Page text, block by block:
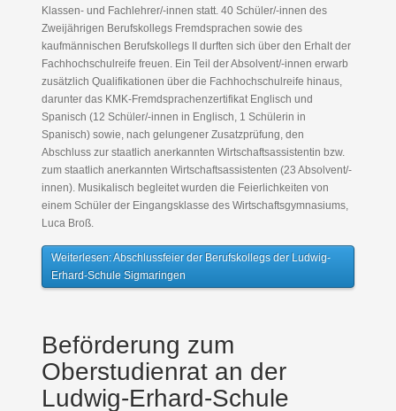
Klassen- und Fachlehrer/-innen statt. 40 Schüler/-innen des
Zweijährigen Berufskollegs Fremdsprachen sowie des
kaufmännischen Berufskollegs II durften sich über den Erhalt der
Fachhochschulreife freuen. Ein Teil der Absolvent/-innen erwarb
zusätzlich Qualifikationen über die Fachhochschulreife hinaus,
darunter das KMK-Fremdsprachenzertifikat Englisch und
Spanisch (12 Schüler/-innen in Englisch, 1 Schülerin in
Spanisch) sowie, nach gelungener Zusatzprüfung, den
Abschluss zur staatlich anerkannten Wirtschaftsassistentin bzw.
zum staatlich anerkannten Wirtschaftsassistenten (23 Absolvent/-
innen). Musikalisch begleitet wurden die Feierlichkeiten von
einem Schüler der Eingangsklasse des Wirtschaftsgymnasiums,
Luca Broß.
Weiterlesen: Abschlussfeier der Berufskollegs der Ludwig-
Erhard-Schule Sigmaringen
Beförderung zum
Oberstudienrat an der
Ludwig-Erhard-Schule